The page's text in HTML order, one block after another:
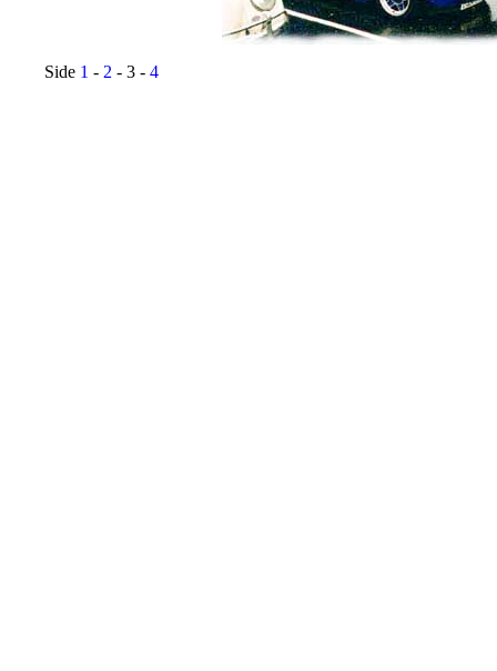
Side 1 - 2 - 3 - 4